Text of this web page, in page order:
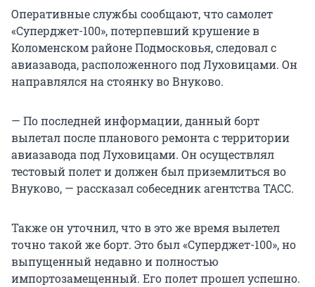
Оперативные службы сообщают, что самолет
«Суперджет-100», потерпевший крушение в
Коломенском районе Подмосковья, следовал с
авиазавода, расположенного под Луховицами. Он
направлялся на стоянку во Внуково.
— По последней информации, данный борт
вылетал после планового ремонта с территории
авиазавода под Луховицами. Он осуществлял
тестовый полет и должен был приземлиться во
Внуково, — рассказал собеседник агентства ТАСС.
Также он уточнил, что в это же время вылетел
точно такой же борт. Это был «Суперджет-100», но
выпущенный недавно и полностью
импортозамещенный. Его полет прошел успешно.